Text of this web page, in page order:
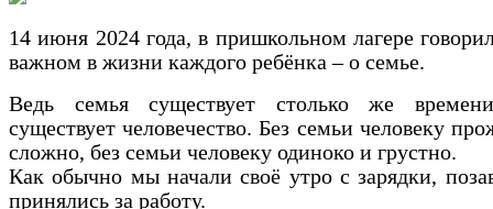
14 июня 2024 года, в пришкольном лагере
важном в жизни каждого ребёнка – о семье.
Ведь семья существует столько же
существует человечество. Без семьи человеку
сложно, без семьи человеку одиноко и грустно.
Как обычно мы начали своё утро с зарядки,
принялись за работу.